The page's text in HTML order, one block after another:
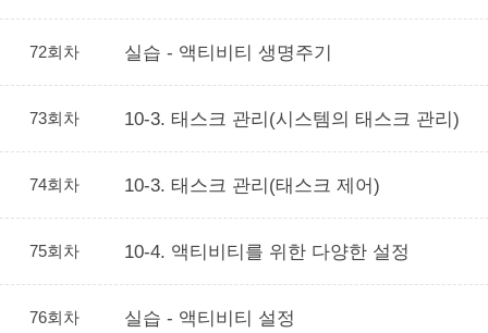
72회차 실습 - 액티비티 생명주기
73회차 10-3. 태스크 관리(시스템의 태스크 관리)
74회차 10-3. 태스크 관리(태스크 제어)
75회차 10-4. 액티비티를 위한 다양한 설정
76회차 실습 - 액티비티 설정